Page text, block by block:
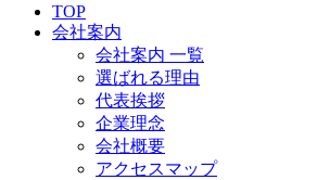
TOP
会社案内
会社案内 一覧
選ばれる理由
代表挨拶
企業理念
会社概要
アクセスマップ